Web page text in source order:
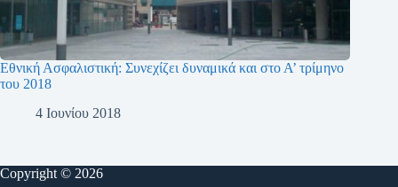
Εθνική Ασφαλιστική: Συνεχίζει δυναμικά και στο Α’ τρίμηνο
του 2018
4 Ιουνίου 2018
Copyright © 2026